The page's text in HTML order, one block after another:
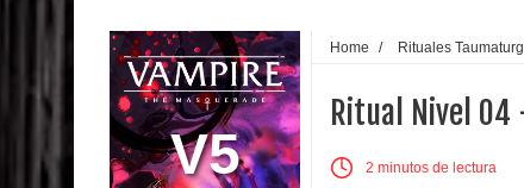
Parte 06: El Trato con los Muertos
Parte 05: Sitiados
Parte 04: Se Descubre el Pastel
Parte 03: Una Piraña en el Bidé
V5
Home / Rituales
Ritual Nivel 04
2 minutos de lectura